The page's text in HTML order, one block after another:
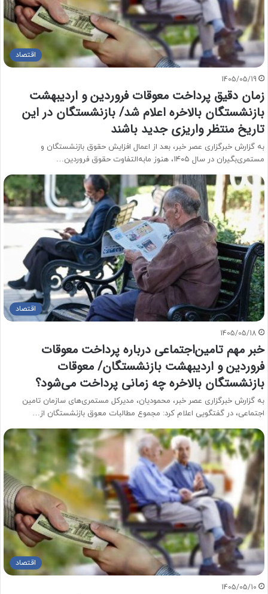
اقتصاد
1405/05/19
زمان دقیق پرداخت معوقات فروردین و اردیبهشت
بازنشستگان بالاخره اعلام شد/ بازنشستگان در این
تاریخ منتظر واریزی جدید باشند
به گزارش خبرگزاری عصر خبر، بعد از اعمال افزایش حقوق بازنشستگان و
مستمری‌بگیران در سال ۱۴۰۵، هنوز مابه‌التفاوت حقوق فروردین…
اقتصاد
1405/05/18
خبر مهم تامین‌اجتماعی درباره پرداخت معوقات
فروردین و اردیبهشت بازنشستگان/ معوقات
بازنشستگان بالاخره چه زمانی پرداخت می‌شود؟
به گزارش خبرگزاری عصر خبر، محمودیان، مدیرکل مستمری‌های سازمان تامین
اجتماعی، در گفتگویی اعلام کرد: مجموع مطالبات معوق بازنشستگان از…
اقتصاد
1405/05/10